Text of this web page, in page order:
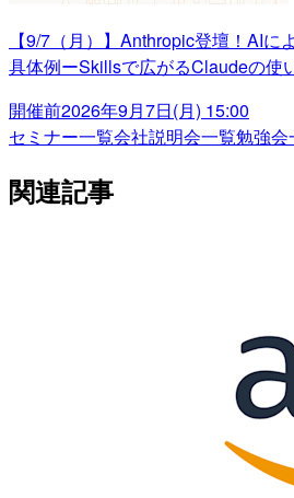
【9/7（月）】Anthropic登壇！AI
具体例ーSkillsで広がるClaudeの使
開催前2026年9月7日(月) 15:00
セミナー一覧会社説明会一覧勉強会
関連記事